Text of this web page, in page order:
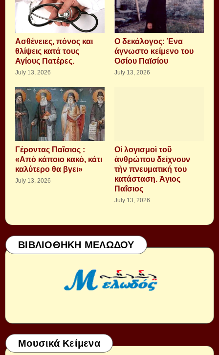
Aσθένειες, πόνος και
θλίψεις κατά τους
Αγίους Πατέρες.
July 13, 2026
Ο δεκάλογος: Ένα
άγνωστο κείμενο του
Οσίου Παϊσίου
July 13, 2026
Γέροντας Παΐσιος :
«Από κάποιο κακό, κάτι
καλύτερο θα βγει»
July 13, 2026
Οἱ λογισμοὶ τοῦ
ἀνθρώπου δείχνουν
τὴν πνευματική του
κατάσταση. Ἁγιος
Παΐσιος
July 13, 2026
ΒΙΒΛΙΟΘΗΚΗ ΜΕΛΩΔΟΥ
Μουσικά Κείμενα